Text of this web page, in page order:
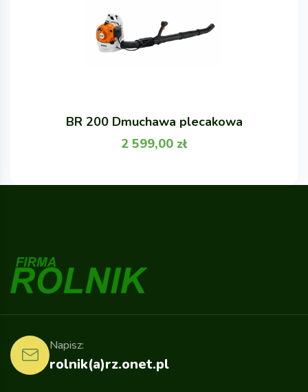
BR 200 Dmuchawa plecakowa
2 599,00 zł
rolnik(a)rz.onet.pl
Napisz: